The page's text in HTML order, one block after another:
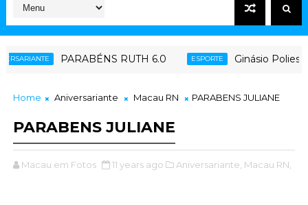
RUTH 6.0 ESPORTE Ginásio Poliesportivo Tatazão,
Home Aniversariante Macau RN PARABENS JULIANE
PARABENS JULIANE
Macau em Fotos 11 years ago Aniversariante, Macau RN,